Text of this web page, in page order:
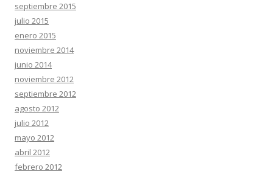
septiembre 2015
julio 2015
enero 2015
noviembre 2014
junio 2014
noviembre 2012
septiembre 2012
agosto 2012
julio 2012
mayo 2012
abril 2012
febrero 2012